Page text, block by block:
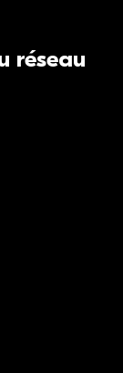
réseau